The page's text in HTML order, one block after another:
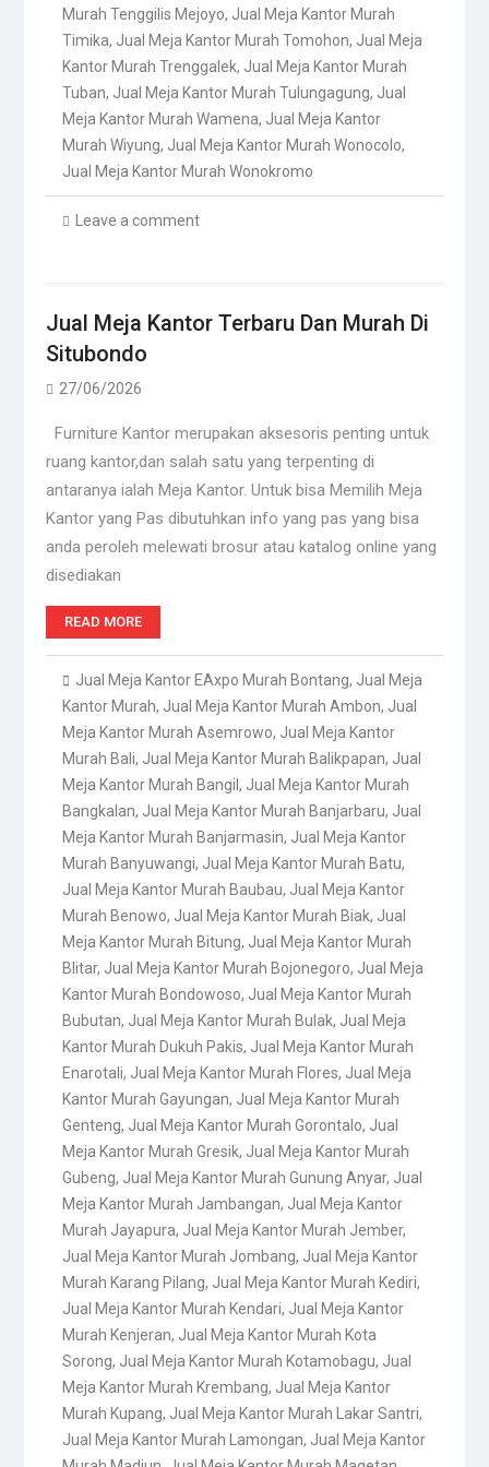
Murah Tenggilis Mejoyo, Jual Meja Kantor Murah
Timika, Jual Meja Kantor Murah Tomohon, Jual Meja
Kantor Murah Trenggalek, Jual Meja Kantor Murah
Tuban, Jual Meja Kantor Murah Tulungagung, Jual
Meja Kantor Murah Wamena, Jual Meja Kantor
Murah Wiyung, Jual Meja Kantor Murah Wonocolo,
Jual Meja Kantor Murah Wonokromo
Leave a comment
Jual Meja Kantor Terbaru Dan Murah Di
Situbondo
27/06/2026
Furniture Kantor merupakan aksesoris penting untuk
ruang kantor,dan salah satu yang terpenting di
antaranya ialah Meja Kantor. Untuk bisa Memilih Meja
Kantor yang Pas dibutuhkan info yang pas yang bisa
anda peroleh melewati brosur atau katalog online yang
disediakan
READ MORE
Jual Meja Kantor EAxpo Murah Bontang, Jual Meja
Kantor Murah, Jual Meja Kantor Murah Ambon, Jual
Meja Kantor Murah Asemrowo, Jual Meja Kantor
Murah Bali, Jual Meja Kantor Murah Balikpapan, Jual
Meja Kantor Murah Bangil , Jual Meja Kantor Murah
Bangkalan, Jual Meja Kantor Murah Banjarbaru, Jual
Meja Kantor Murah Banjarmasin, Jual Meja Kantor
Murah Banyuwangi, Jual Meja Kantor Murah Batu,
Jual Meja Kantor Murah Baubau, Jual Meja Kantor
Murah Benowo, Jual Meja Kantor Murah Biak, Jual
Meja Kantor Murah Bitung, Jual Meja Kantor Murah
Blitar, Jual Meja Kantor Murah Bojonegoro, Jual Meja
Kantor Murah Bondowoso, Jual Meja Kantor Murah
Bubutan, Jual Meja Kantor Murah Bulak, Jual Meja
Kantor Murah Dukuh Pakis, Jual Meja Kantor Murah
Enarotali, Jual Meja Kantor Murah Flores, Jual Meja
Kantor Murah Gayungan, Jual Meja Kantor Murah
Genteng, Jual Meja Kantor Murah Gorontalo, Jual
Meja Kantor Murah Gresik, Jual Meja Kantor Murah
Gubeng, Jual Meja Kantor Murah Gunung Anyar, Jual
Meja Kantor Murah Jambangan, Jual Meja Kantor
Murah Jayapura, Jual Meja Kantor Murah Jember,
Jual Meja Kantor Murah Jombang, Jual Meja Kantor
Murah Karang Pilang, Jual Meja Kantor Murah Kediri,
Jual Meja Kantor Murah Kendari, Jual Meja Kantor
Murah Kenjeran, Jual Meja Kantor Murah Kota
Sorong, Jual Meja Kantor Murah Kotamobagu, Jual
Meja Kantor Murah Krembang, Jual Meja Kantor
Murah Kupang, Jual Meja Kantor Murah Lakar Santri,
Jual Meja Kantor Murah Lamongan, Jual Meja Kantor